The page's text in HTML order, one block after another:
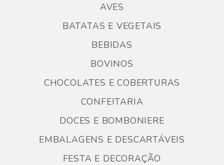
AVES
BATATAS E VEGETAIS
BEBIDAS
BOVINOS
CHOCOLATES E COBERTURAS
CONFEITARIA
DOCES E BOMBONIERE
EMBALAGENS E DESCARTÁVEIS
FESTA E DECORAÇÃO